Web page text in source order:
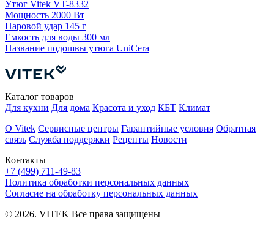
Утюг Vitek VT-8332
Мощность 2000 Вт
Паровой удар 145 г
Емкость для воды 300 мл
Название подошвы утюга UniCera
Контакты
+7 (499) 711-49-83
Каталог товаров
Для кухни Для дома Красота и уход КБТ Климат
О Vitek Сервисные центры Гарантийные условия Обратная
связь Служба поддержки Рецепты Новости
Политика обработки персональных данных
Согласие на обработку персональных данных
© 2026. VITEK Все права защищены